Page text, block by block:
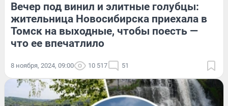
Вечер под винил и элитные голубцы:
жительница Новосибирска приехала в
Томск на выходные, чтобы поесть —
что ее впечатлило
8 ноября, 2024, 09:00 10 517 51